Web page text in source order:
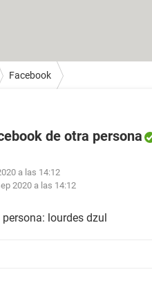
Facebook
de otra persona
a las 14:12
2020 a las 14:12
lourdes dzul